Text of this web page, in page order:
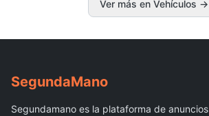
Ver más en Vehículos →
SegundaMano
Segundamano es la plataforma de